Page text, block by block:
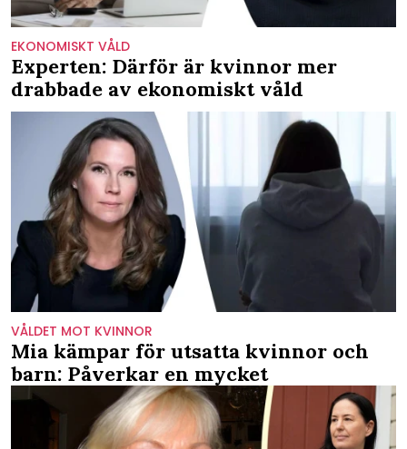
EKONOMISKT VÅLD
Experten: Därför är kvinnor mer
drabbade av ekonomiskt våld
VÅLDET MOT KVINNOR
Mia kämpar för utsatta kvinnor och
barn: Påverkar en mycket